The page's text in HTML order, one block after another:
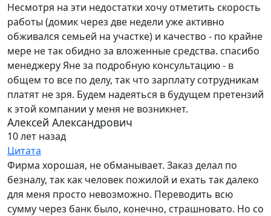
Несмотря на эти недостатки хочу отметить скорость
работы (домик через две недели уже активно
обживался семьей на участке) и качество - по крайне
мере не так обидно за вложенные средства. спасибо
менеджеру Яне за подробную консультацию - в
общем то все по делу, так что зарплату сотрудникам
платят не зря. Будем надеяться в будущем претензий
к этой компании у меня не возникнет.
Алексей Александрович
10 лет назад
Цитата
Фирма хорошая, не обманывает. Заказ делал по
безналу, так как человек пожилой и ехать так далеко
для меня просто невозможно. Переводить всю
сумму через банк было, конечно, страшновато. Но со